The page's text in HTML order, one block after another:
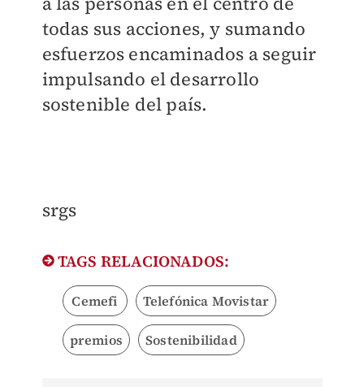
todas sus acciones, y sumando
esfuerzos encaminados a seguir
impulsando el desarrollo
sostenible del país.
srgs
TAGS RELACIONADOS:
Cemefi Telefónica Movistar
premios Sostenibilidad